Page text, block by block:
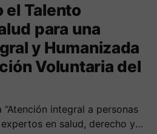
el Talento
para una
y Humanizada
Voluntaria del
integral a personas
expertos en salud, derecho y